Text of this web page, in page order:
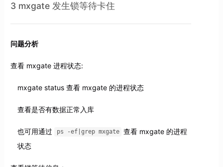
3 mxgate 发生锁等待卡住
问题分析
查看 mxgate 进程状态:
mxgate status 查看 mxgate 的进程状态
查看是否有数据正常入库
也可用通过 ps -ef|grep mxgate
查看 mxgate 的进程
状态